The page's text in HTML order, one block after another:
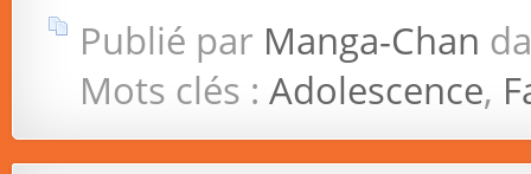
Publié par Manga-Chan
Mots clés : Adolescence,